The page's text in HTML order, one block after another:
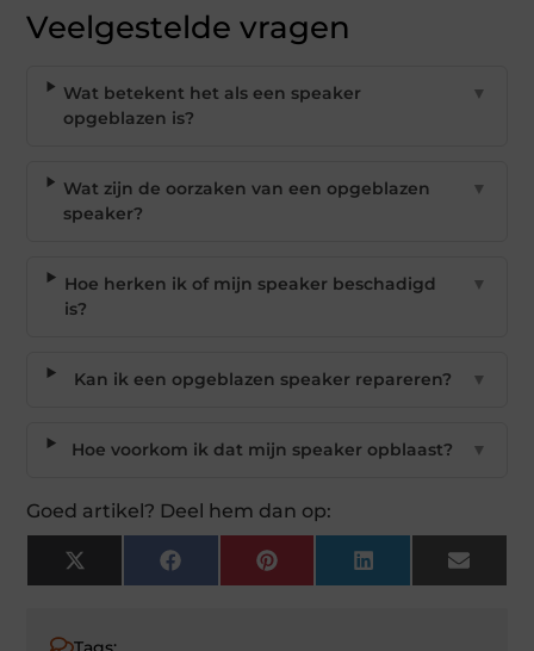
Veelgestelde vragen
Wat betekent het als een speaker
opgeblazen is?
▼
Wat zijn de oorzaken van een opgeblazen
speaker?
▼
Hoe herken ik of mijn speaker beschadigd
is?
▼
Kan ik een opgeblazen speaker repareren? ▼
Hoe voorkom ik dat mijn speaker opblaast? ▼
Goed artikel? Deel hem dan op:
X
(Twitter)
Facebook Pinterest LinkedIn Email